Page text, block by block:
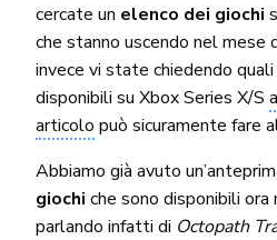
cercate un elenco dei giochi
che stanno uscendo nel mese
invece vi state chiedendo quali
disponibili su Xbox Series X/S
articolo può sicuramente fare
Abbiamo già avuto
giochi che sono disponibili
parlando infatti di Octopath